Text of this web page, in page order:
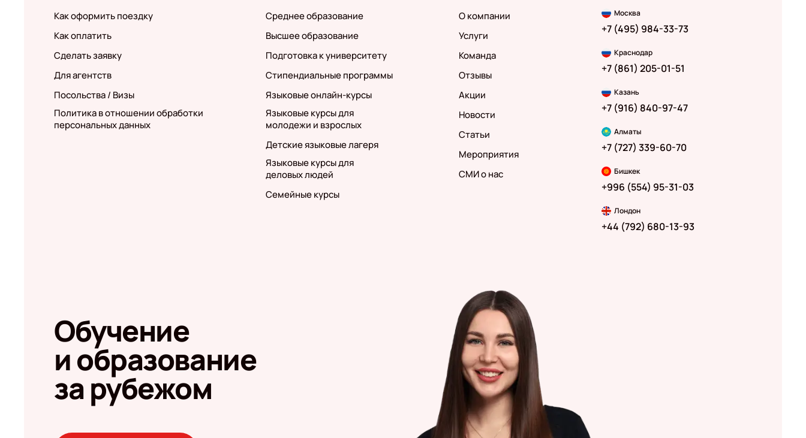
Как оформить поездку
Как оплатить
Сделать заявку
Для агентств
Посольства / Визы
Политика в отношении обработки
персональных данных
Среднее образование
Высшее образование
Подготовка к университету
Стипендиальные программы
Языковые онлайн-курсы
Языковые курсы для
молодежи и взрослых
Детские языковые лагеря
Языковые курсы для
деловых людей
Семейные курсы
О компании
Услуги
Команда
Отзывы
Акции
Новости
Статьи
Мероприятия
СМИ о нас
Москва
+7 (495) 984-33-73
Краснодар
+7 (861) 205-01-51
Казань
+7 (916) 840-97-47
Алматы
+7 (727) 339-60-70
Бишкек
+996 (554) 95-31-03
Лондон
+44 (792) 680-13-93
Обучение
и образование
за рубежом